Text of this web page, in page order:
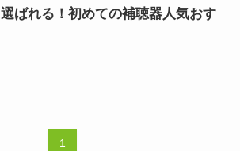
選ばれる！初めての補聴器人気おす
1